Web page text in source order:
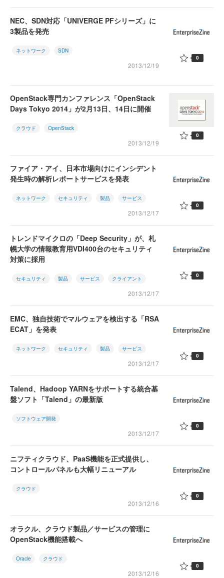
NEC、SDN対応「UNIVERGE PFシリーズ」に
3製品を発売
ネットワーク SDN
2013/12/19
0
OpenStack専門カンファレンス「OpenStack
Days Tokyo 2014」が2月13日、14日に開催
クラウド OpenStack
2013/12/19
0
ファイア・アイ、日本市場向けにインシデント
発生時の解析レポートサービスを発表
ネットワーク セキュリティ 製品 サービス
2013/12/17
0
トレンドマイクロの「Deep Security」が、札
幌大学の情報教育用VDI400台のセキュリティ
対策に採用
セキュリティ 製品 サービス クライアント
2013/12/17
0
EMC、独自技術でマルウェアを検出する「RSA
ECAT」を発表
ネットワーク セキュリティ 製品 サービス
2013/12/17
0
Talend、Hadoop YARNをサポートする統合基
盤ソフト「Talend」の最新版
ソフトウェア開発
2013/12/17
0
ニフティクラウド、PaaS機能を正式提供し、
コントロールパネルも大幅リニューアル
クラウド
2013/12/16
0
オラクル、クラウド製品／サービスの管理に
OpenStack機能搭載へ
Oracle クラウド
2013/12/16
0